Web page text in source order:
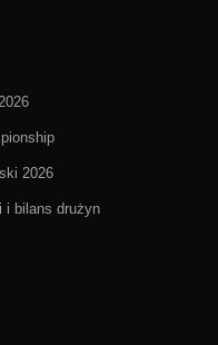
2026
i bilans drużyn